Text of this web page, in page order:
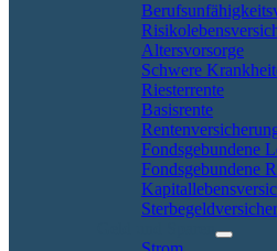
Altersvorsorge
Schwere
Riesterrente
Basisrente
Fondsgebundene
Fondsgebundene